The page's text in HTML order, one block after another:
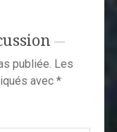
publiée. Les
avec *